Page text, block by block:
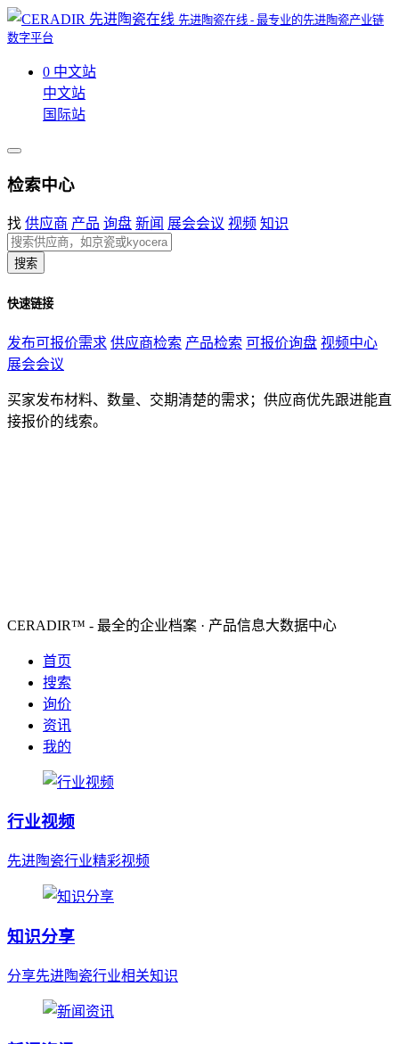
先进陶瓷在线 - 最专业的先进陶瓷产业链
数字平台
0 中文站
中文站
国际站
检索中心
找 供应商 产品 询盘 新闻 展会会议 视频 知识
搜索
快速链接
发布可报价需求 供应商检索 产品检索 可报价询盘 视频中心
展会会议
买家发布材料、数量、交期清楚的需求；供应商优先跟进能直
接报价的线索。
CERADIR™ - 最全的企业档案 · 产品信息大数据中心
首页
搜索
询价
资讯
我的
行业视频
先进陶瓷行业精彩视频
知识分享
分享先进陶瓷行业相关知识